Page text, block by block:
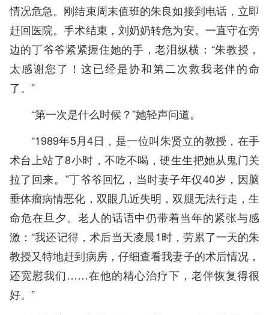
情况危急。刚结束周末值班的朱良如接到电话，立即
赶回医院。手术结束，刘奶奶转危为安。一直守在旁
边的丁爷爷紧紧握住她的手，老泪纵横：“朱教授，
太感谢您了！这已经是协和第二次救我老伴的命
了。”
“第一次是什么时候？”她轻声问道。
“1989年5月4日，是一位叫朱贤立的教授，在手
术台上站了8小时，不吃不喝，硬生生把她从鬼门关
拉了回来。”丁爷爷回忆，当时妻子年仅40岁，因脑
垂体瘤病情恶化，双眼几近失明，双腿无法行走，生
命危在旦夕。老人的话语中仍带着当年的紧张与感
激：“我还记得，术后当天凌晨1时，劳累了一天的朱
教授又特地赶到病房，仔细查看我妻子的术后情况，
还宽慰我们……在他的精心治疗下，老伴恢复得很
好。”